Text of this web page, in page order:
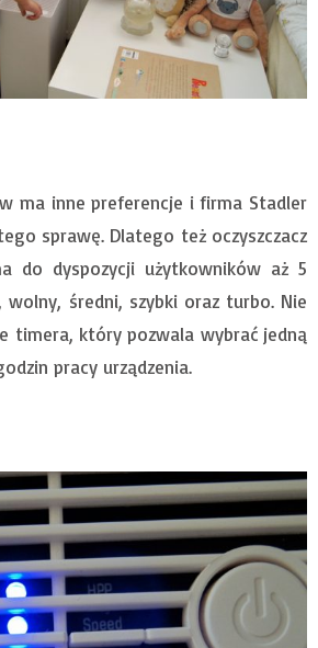
ma inne preferencje i firma Stadler
sprawę. Dlatego też oczyszczacz
do dyspozycji użytkowników aż 5
średni, szybki oraz turbo. Nie
timera, który pozwala wybrać jedną
pracy urządzenia.